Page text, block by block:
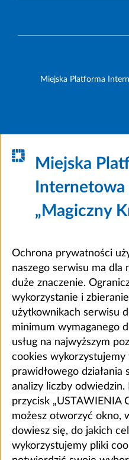
Miejska Platforma
Miejska
Internetowa
„Magiczny
Ochrona prywatności
naszego serwisu ma dla
duże znaczenie.
wykorzystanie i
użytkownikach serwisu
minimum wymaganego
usług na najwyższym
cookies wykorzystujemy
prawidłowego działania
analizy liczby
przycisk „USTAWIENIA
możesz otworzyć okno,
dowiesz się, do jakich
wykorzystujemy pliki